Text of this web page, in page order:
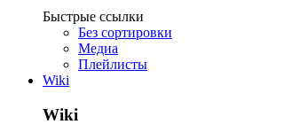
Быстрые ссылки
Без сортировки
Медиа
Плейлисты
Wiki
Wiki